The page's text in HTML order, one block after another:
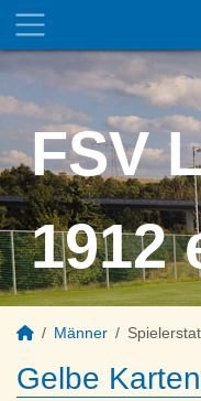
FSV
1912
Männer
Gelbe